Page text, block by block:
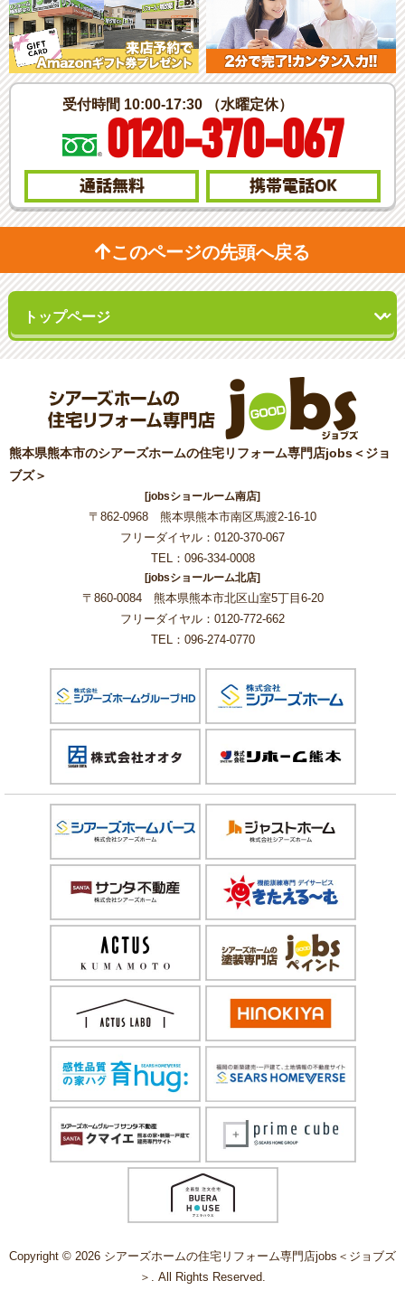
受付時間 10:00-17:30 （水曜定休）
0120-370-067
通話無料 携帯電話OK
このページの先頭へ戻る
熊本県熊本市のシアーズホームの住宅リフォーム専門店jobs＜ジョ
ブズ＞
[jobsショールーム南店]
〒862-0968 熊本県熊本市南区馬渡2-16-10
フリーダイヤル：0120-370-067
TEL：096-334-0008
[jobsショールーム北店]
〒860-0084 熊本県熊本市北区山室5丁目6-20
フリーダイヤル：0120-772-662
TEL：096-274-0770
Copyright © 2026 シアーズホームの住宅リフォーム専門店jobs＜ジョブズ
＞. All Rights Reserved.